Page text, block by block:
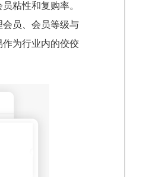
粘性和复购率。
员、会员等级与
为行业内的佼佼